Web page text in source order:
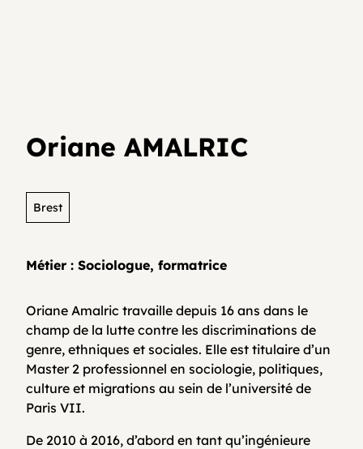
Coopératifs!
Organisme de formation
Contactez-nous
FAQ
Oriane AMALRIC
Brest
Métier : Sociologue, formatrice
Oriane Amalric travaille depuis 16 ans dans le
champ de la lutte contre les discriminations de
genre, ethniques et sociales. Elle est titulaire d’un
Master 2 professionnel en sociologie, politiques,
culture et migrations au sein de l’université de
Paris VII.
De 2010 à 2016, d’abord en tant qu’ingénieure